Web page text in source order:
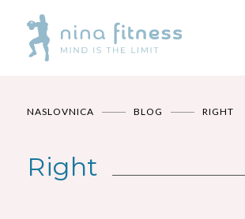
NASLOVNICA BLOG RIGHT
Right